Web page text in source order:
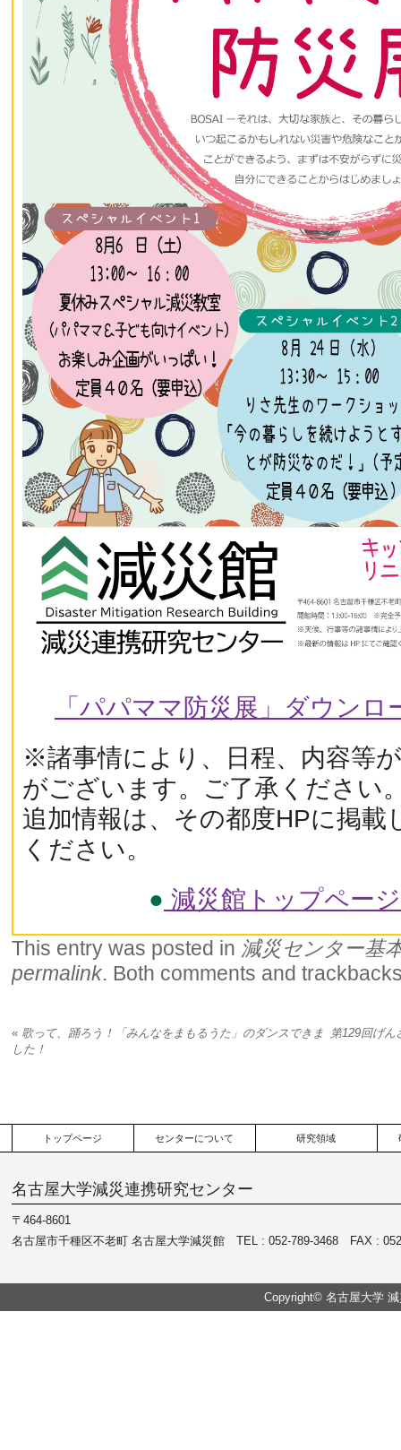
「パパママ防災展」ダウン
※諸事情により、日程、内容等
がございます。ご了承ください
追加情報は、その都度HPに掲載
ください。
● 減災館トップペー
This entry was posted in 減災センター基
permalink. Both comments and
«歌って、踊ろう！「みんなをまもるうた」のダンスできま
した！
第129回げ
トップページ センターについて 研究領域
名古屋大学減災連携研究センター
〒464-8601
名古屋市千種区不老町 名古屋大学減災館 TEL : 052-789-3468 FAX :
Copyright© 名古屋大学